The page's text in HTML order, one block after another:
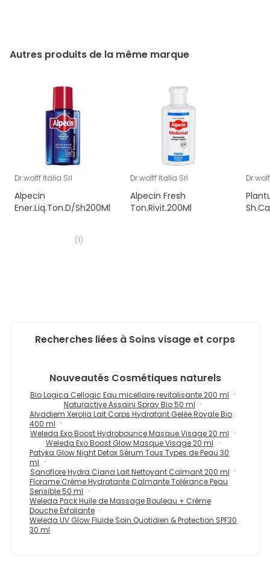
Autres produits de la même marque
Dr.wolff Italia Srl
Alpecin
Ener.Liq.Ton.D/Sh200Ml
(1)
Dr.wolff Italia Srl
Alpecin Fresh
Ton.Rivit.200Ml
Recherches liées à Soins visage et corps
Nouveautés Cosmétiques naturels
Bio Logica Cellogic Eau micellaire revitalisante 200 ml
Naturactive Assaini Spray Bio 50 ml
Alvadiem Xerolia Lait Corps Hydratant Gelée Royale Bio
400 ml
Weleda Exo Boost Hydrobounce Masque Visage 20 ml
Weleda Exo Boost Glow Masque Visage 20 ml
Patyka Glow Night Detox Sérum Tous Types de Peau 30
ml
Sanoflore Hydra Ciana Lait Nettoyant Calmant 200 ml
Florame Crème Hydratante Calmante Tolérance Peau
Sensible 50 ml
Weleda Pack Huile de Massage Bouleau + Crème
Douche Exfoliante
Weleda UV Glow Fluide Soin Quotidien & Protection SPF30
30 ml